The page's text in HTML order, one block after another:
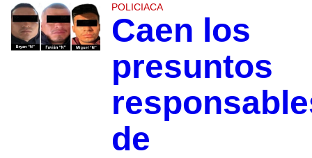
POLICIACA
Caen los
presuntos
de